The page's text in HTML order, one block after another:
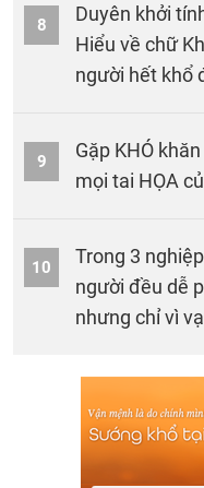
8
Duyên khởi
Hiểu về chữ
người hết khổ
9
Gặp KHÓ
mọi tai HỌA
10
Trong 3
người đều dễ
nhưng chỉ vì